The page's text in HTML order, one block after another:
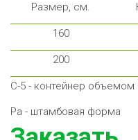
Размер, см.
160
200
С-5 - контейнер объемом
Ра - штамбовая форма